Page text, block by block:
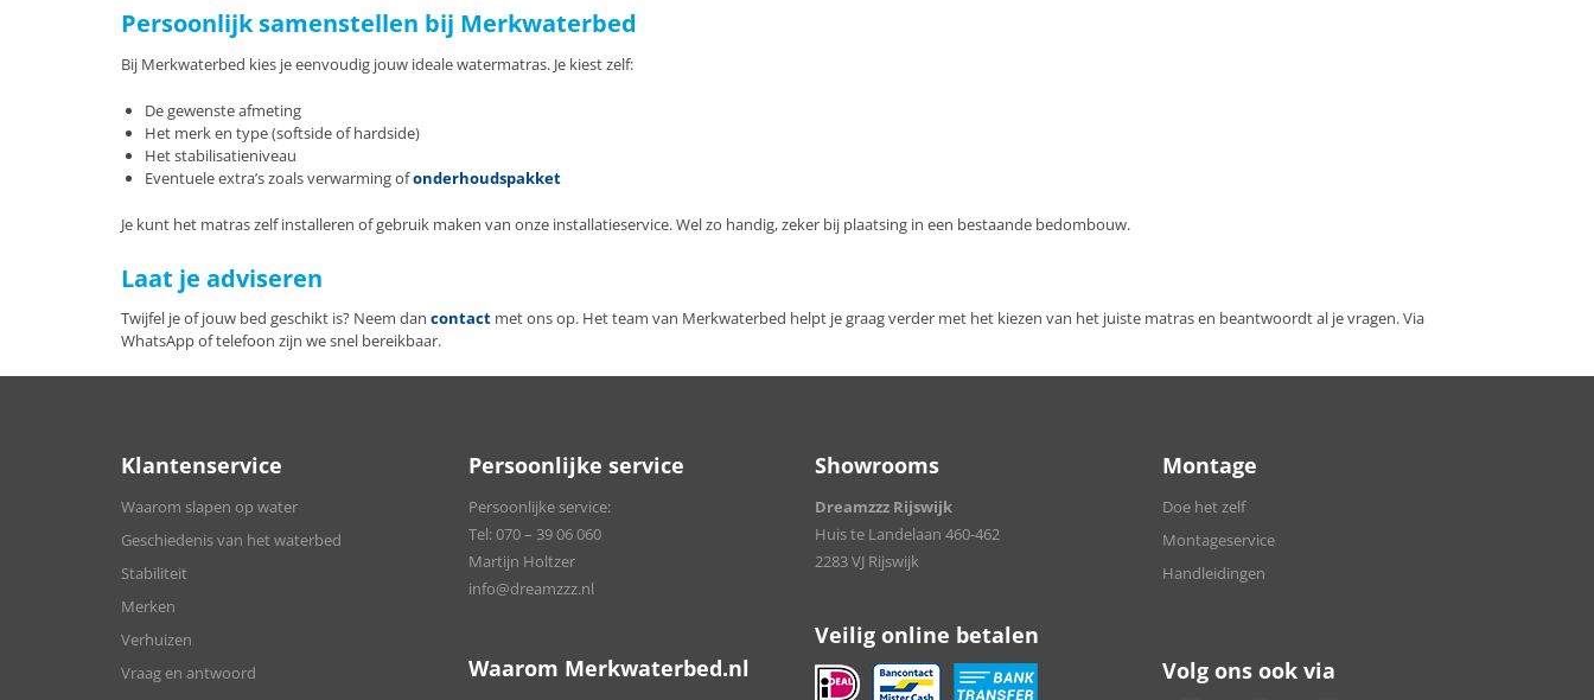
Persoonlijk samenstellen bij Merkwaterbed
Bij Merkwaterbed kies je eenvoudig jouw ideale watermatras. Je kiest zelf:
De gewenste afmeting
Het merk en type (softside of hardside)
Het stabilisatieniveau
Eventuele extra’s zoals verwarming ofonderhoudspakket
Je kunt het matras zelf installeren of gebruik maken van onze installatieservice. Wel zo handig, zeker bij plaatsing in een bestaande bedombouw.
Laat je adviseren
Twijfel je of jouw bed geschikt is? Neem dan contact met ons op. Het team van Merkwaterbed helpt je graag verder met het kiezen van het juiste matras en beantwoordt al je vragen. Via
WhatsApp of telefoon zijn we snel bereikbaar.
Klantenservice
Waarom slapen op water
Geschiedenis van het waterbed
Stabiliteit
Merken
Verhuizen
Vraag en antwoord
Persoonlijke service
Persoonlijke service:
Tel:070 – 39 06 060
Martijn Holtzer
info@dreamzzz.nl
Waarom Merkwaterbed.nl
Showrooms
Dreamzzz Rijswijk
Huis te Landelaan 460-462
2283 VJ Rijswijk
Veilig online betalen
Montage
Doe het zelf
Montageservice
Handleidingen
Volg ons ook via